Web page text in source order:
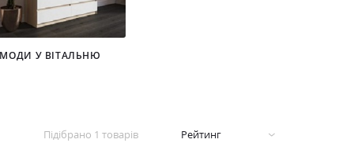
У ВІТАЛЬНЮ
Підібрано 1 товарів Рейтинг